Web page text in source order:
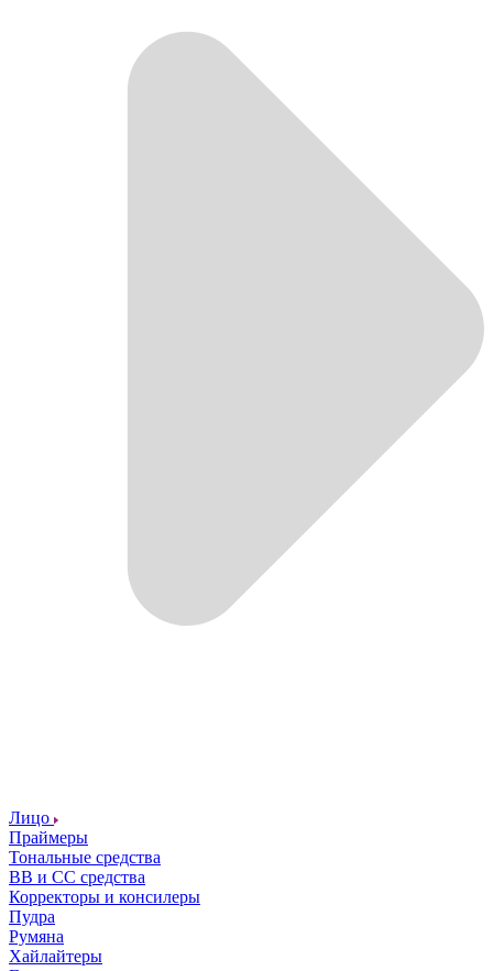
Лицо
Праймеры
Тональные средства
ВВ и СС средства
Корректоры и консилеры
Пудра
Румяна
Хайлайтеры